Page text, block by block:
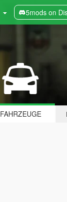
5mods on
FAHRZEUGE